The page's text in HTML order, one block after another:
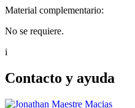
Material complementario:
No se requiere.
i
Contacto y ayuda